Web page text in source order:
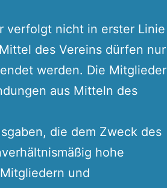
verfolgt nicht in erster Linie
des Vereins dürfen nur
werden. Die Mitglieder
aus Mitteln des
die dem Zweck des
hohe
und